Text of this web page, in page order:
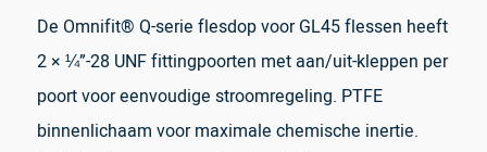
De Omnifit® Q-serie flesdop voor GL45 flessen heeft
2 × ¼”-28 UNF fittingpoorten met aan/uit-kleppen per
poort voor eenvoudige stroomregeling. PTFE
binnenlichaam voor maximale chemische inertie.